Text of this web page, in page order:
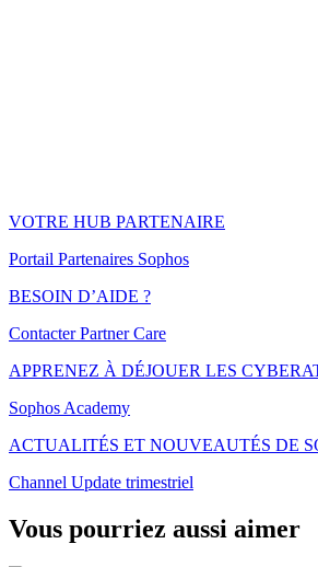
VOTRE HUB PARTENAIRE
Portail Partenaires Sophos
BESOIN D’AIDE ?
Contacter Partner Care
APPRENEZ À DÉJOUER LES
Sophos Academy
ACTUALITÉS ET NOUVEAUTÉS DE
Channel Update trimestriel
Vous pourriez aussi aimer